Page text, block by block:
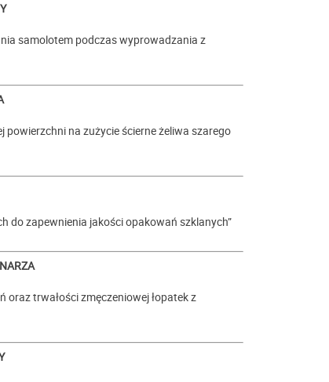
samolotem podczas wyprowadzania z
na zużycie ścierne żeliwa szarego
do zapewnienia jakości opakowań szklanych”
trwałości zmęczeniowej łopatek z